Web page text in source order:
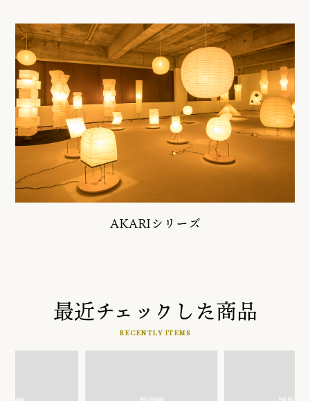
AKARIシリーズ
最近チェックした商品
RECENTLY ITEMS